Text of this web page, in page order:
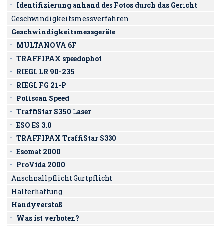
Identifizierung anhand des Fotos durch das Gericht
Geschwindigkeitsmessverfahren
Geschwindigkeitsmessgeräte
MULTANOVA 6F
TRAFFIPAX speedophot
RIEGL LR 90-235
RIEGL FG 21-P
Poliscan Speed
TraffiStar S350 Laser
ESO ES 3.0
TRAFFIPAX TraffiStar S330
Esomat 2000
ProVida 2000
Anschnallpflicht Gurtpflicht
Halterhaftung
Handyverstoß
Was ist verboten?